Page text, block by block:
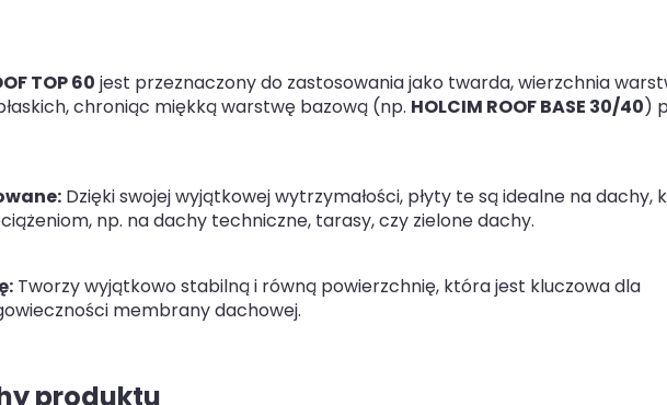
TOP 60 jest przeznaczony do zastosowania jako twarda, wierzchnia
chroniąc miękką warstwę bazową (np. HOLCIM ROOF BASE 30/40)
Dzięki swojej wyjątkowej wytrzymałości, płyty te są idealne na dachy,
np. na dachy techniczne, tarasy, czy zielone dachy.
Tworzy wyjątkowo stabilną i równą powierzchnię, która jest kluczowa dla
membrany dachowej.
produktu